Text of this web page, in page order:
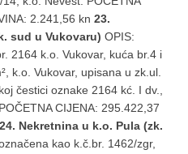
2.241,56 kn23.
sud u Vukovaru) OPIS:
2164 k.o. Vukovar, kuća br.4 i
k.o. Vukovar, upisana u zk.ul.
čestici oznake 2164 kć. I dv.,
CIJENA: 295.422,37
24. Nekretnina u k.o. Pula (zk.
kao k.č.br. 1462/zgr,